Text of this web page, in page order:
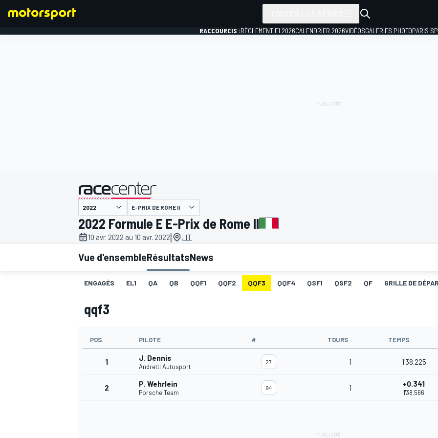
RACCOURCIS :RÈGLEMENT F1 2026CALENDRIER 2026VIDÉOSGALERIES PHOTOPARIS
présenté par
E-PRIX DE ROME II
2022 Formule E E-Prix de Rome II
10 avr. 2022 au 10 avr. 2022| , IT
Vue d'ensembleRésultatsNews
ENGAGÉS EL1 QA QB QQF1 QQF2 QQF3 QQF4 QSF1 QSF2 QF GRILLE DE
qqf3
POS. PILOTE # TOURS TEMPS
1 J. Dennis
Andretti Autosport
27 1 1'38.225
2 P. Wehrlein
Porsche Team
94 1 +0.341
1'38.566